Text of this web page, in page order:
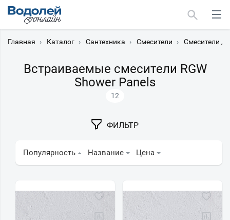
Главная › Каталог › Сантехника › Смесители › Смесители
Встраиваемые смесители RGW
Shower Panels
12
ФИЛЬТР
Популярность Название Цена